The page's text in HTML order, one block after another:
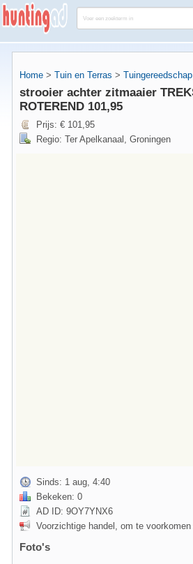
Home > Tuin en Terras > Tuingereedschap
strooier achter zitmaaier
ROTEREND 101,95
Prijs: € 101,95
Regio: Ter Apelkanaal, Groningen
Sinds: 1 aug, 4:40
Bekeken: 0
AD ID: 9OY7YNX6
Voorzichtige handel, om te
Foto's